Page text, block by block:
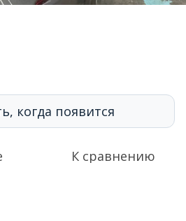
когда появится
К сравнению